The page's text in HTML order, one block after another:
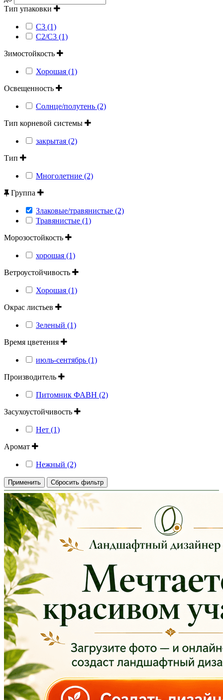
Тип упаковки
С3 (1)
С2/С3 (1)
Зимостойкость
Хорошая (1)
Освещенность
Солнце/полутень (2)
Тип корневой системы
закрытая (2)
Тип
Многолетние (2)
Группа
Злаковые/травянистые (2)
Травянистые (1)
Морозостойкость
хорошая (1)
Ветроустойчивость
Хорошая (1)
Окрас листьев
Зеленый (1)
Время цветения
июль-сентябрь (1)
Производитель
Питомник ФАВН (2)
Засухоустойчивость
Нет (1)
Аромат
Нежный (2)
Применить Сбросить фильтр